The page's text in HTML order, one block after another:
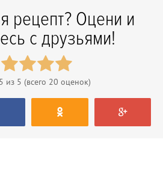
рецепт? Оцени и
с друзьями!
5 из 5 (всего 20 оценок)